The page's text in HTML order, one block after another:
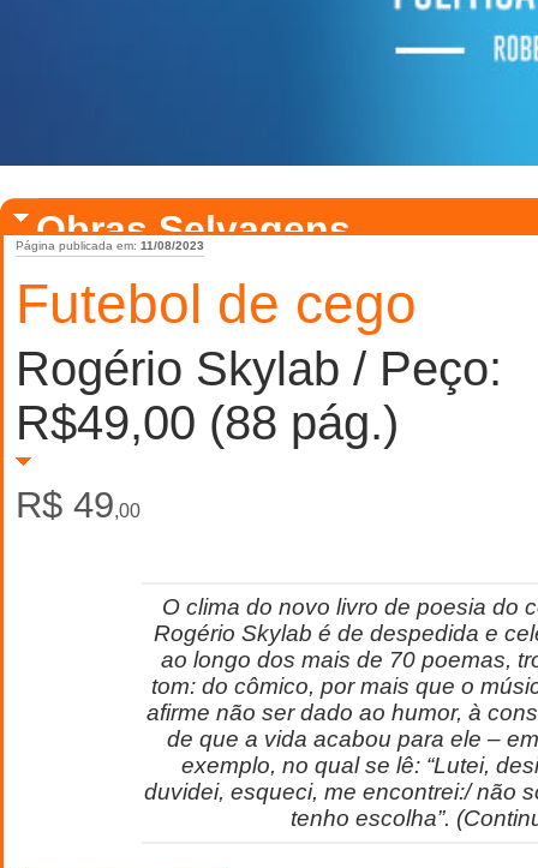
Obras Selvagens
Futebol de cego
Página publicada em: 11/08/2023
Rogério Skylab / Peço:
R$49,00 (88 pág.)
R$ 49,00
O clima do novo livro de poesia do
Rogério Skylab é de despedida e
ao longo dos mais de 70 poemas,
tom: do cômico, por mais que o
afirme não ser dado ao humor, à
de que a vida acabou para ele –
exemplo, no qual se lê: “Lutei,
duvidei, esqueci, me encontrei:/ não
tenho escolha”.